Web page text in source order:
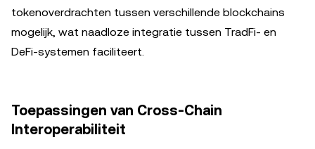
tokenoverdrachten tussen verschillende blockchains
mogelijk, wat naadloze integratie tussen TradFi- en
DeFi-systemen faciliteert.
Toepassingen van Cross-Chain
Interoperabiliteit